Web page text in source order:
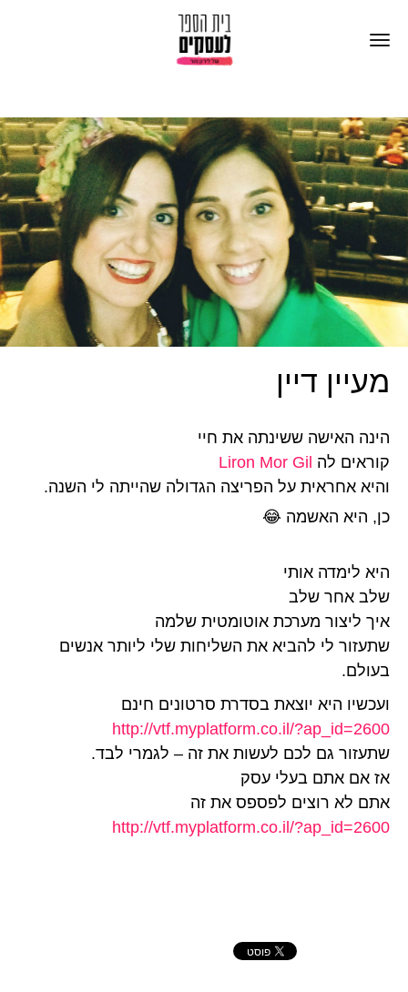
מעיין דיין
הינה האישה ששינתה את חיי
קוראים לה Liron Mor Gil
והיא אחראית על הפריצה הגדולה שהייתה לי השנה.
כן, היא האשמה 😂
היא לימדה אותי
שלב אחר שלב
איך ליצור מערכת אוטומטית שלמה
שתעזור לי להביא את השליחות שלי ליותר אנשים
בעולם.
ועכשיו היא יוצאת בסדרת סרטונים חינם
http://vtf.myplatform.co.il/?ap_id=2600
שתעזור גם לכם לעשות את זה – לגמרי לבד.
אז אם אתם בעלי עסק
אתם לא רוצים לפספס את זה
http://vtf.myplatform.co.il/?ap_id=2600